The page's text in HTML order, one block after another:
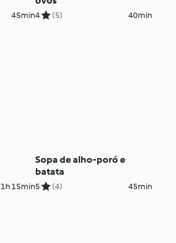
45min4 (5) 40min
1h 15min
Sopa de alho-poró e
batata
5 (4) 45min